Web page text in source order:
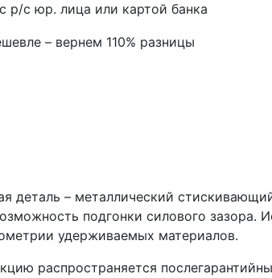
р/с юр. лица или картой банка
– вернем 110% разницы
деталь – металлический
подгонки силового
удерживаемых материалов.
распространяется